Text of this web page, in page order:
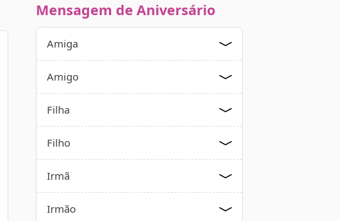
Mensagem de Aniversário
Amiga
Amigo
Filha
Filho
Irmã
Irmão